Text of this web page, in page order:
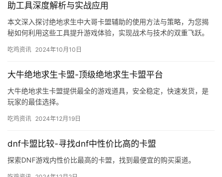
助工具深度解析与实战应用
本文深入探讨绝地求生中大哥卡盟辅助的使用方法与策略，为您揭
秘如何利用这些工具提升游戏体验，实现战术与技术的双重飞跃。
吃鸡资讯 2024年10月10日
大牛绝地求生卡盟-顶级绝地求生卡盟平台
大牛绝地求生卡盟提供最全的游戏道具，安全稳定，快速发货，是
玩家的最佳选择。
吃鸡资讯 2024年12月19日
dnf卡盟比较-寻找dnf中性价比高的卡盟
探索DNF游戏内性价比最高的卡盟，找到最便宜的购买渠道。